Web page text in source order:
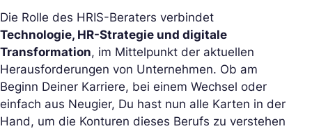
Die Rolle des HRIS-Beraters verbindet
Technologie, HR-Strategie und digitale
Transformation, im Mittelpunkt der aktuellen
Herausforderungen von Unternehmen. Ob am
Beginn Deiner Karriere, bei einem Wechsel oder
einfach aus Neugier, Du hast nun alle Karten in der
Hand, um die Konturen dieses Berufs zu verstehen